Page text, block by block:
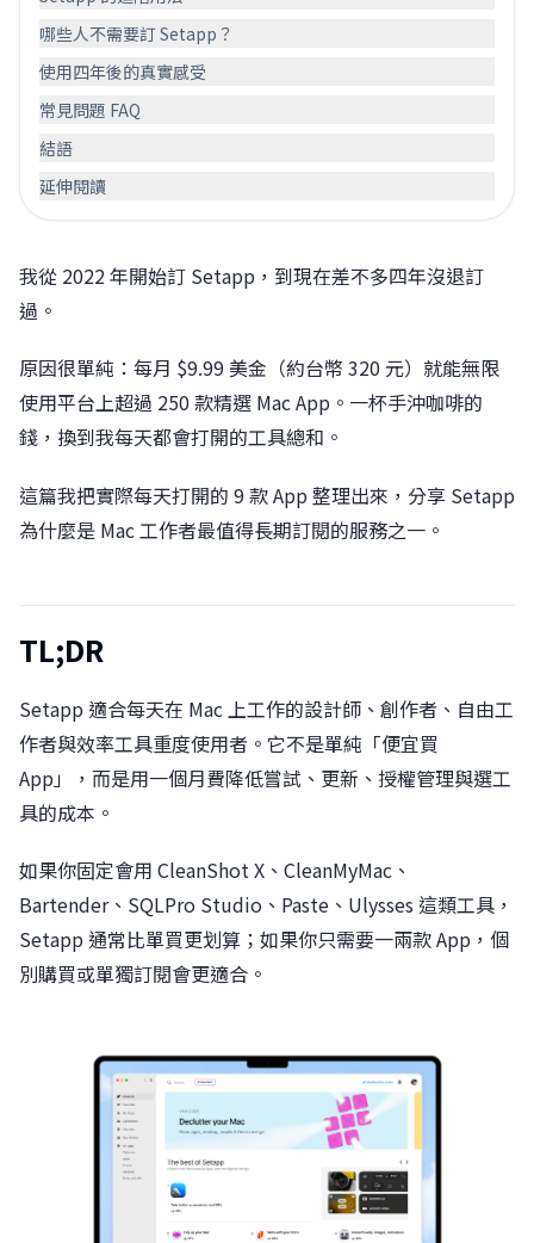
哪些人不需要訂 Setapp？
使用四年後的真實感受
常見問題 FAQ
結語
延伸閱讀
我從 2022 年開始訂 Setapp，到現在差不多四年沒退訂
過。
原因很單純：每月 $9.99 美金（約台幣 320 元）就能無限
使用平台上超過 250 款精選 Mac App。一杯手沖咖啡的
錢，換到我每天都會打開的工具總和。
這篇我把實際每天打開的 9 款 App 整理出來，分享 Setapp
為什麼是 Mac 工作者最值得長期訂閱的服務之一。
TL;DR
Setapp 適合每天在 Mac 上工作的設計師、創作者、自由工
作者與效率工具重度使用者。它不是單純「便宜買
App」，而是用一個月費降低嘗試、更新、授權管理與選工
具的成本。
如果你固定會用 CleanShot X、CleanMyMac、
Bartender、SQLPro Studio、Paste、Ulysses 這類工具，
Setapp 通常比單買更划算；如果你只需要一兩款 App，個
別購買或單獨訂閱會更適合。